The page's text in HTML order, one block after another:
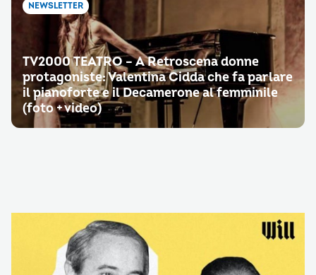
NEWSLETTER
TV2000 TEATRO – A Retroscena donne
protagoniste: Valentina Cidda che fa parlare
il pianoforte e il Decamerone al femminile
(foto + video)